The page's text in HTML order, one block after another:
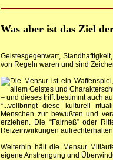
Was aber ist das Ziel
Geistesgegenwart,
von Regeln waren und sind
Die Mensur ist ein
allem Geistes und
– und dieses trifft bestimmt auch
“...vollbringt diese kulturell
Menschen zur bewußten und
erziehen. Die “Fairneß” oder
Reizeinwirkungen
Weiterhin hält die Mensur
eigene Anstrengung und